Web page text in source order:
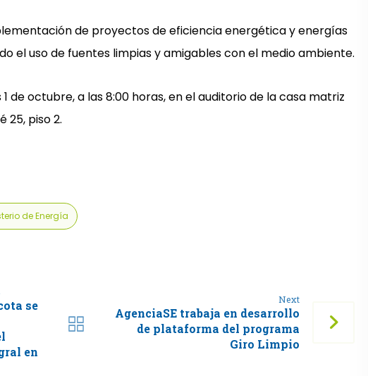
de proyectos de eficiencia energética y energías
el uso de fuentes limpias y amigables con el medio ambiente.
de octubre, a las 8:00 horas, en el auditorio de la casa matriz
25, piso 2.
de Energía
se
en
Next
AgenciaSE trabaja en desarrollo
de plataforma del programa
Giro Limpio